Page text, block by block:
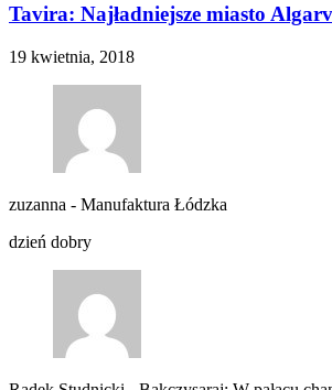
Tavira: Najładniejsze miasto
19 kwietnia, 2018
zuzanna - Manufaktura Łódzka
dzień dobry